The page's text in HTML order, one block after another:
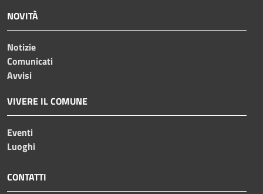
NOVITÀ
Notizie
Comunicati
Avvisi
VIVERE IL COMUNE
Eventi
Luoghi
CONTATTI